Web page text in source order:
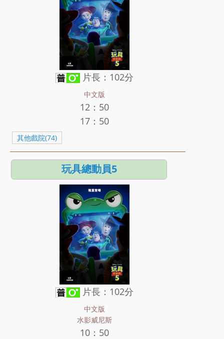
片長：102分
中文版
12：50
17：50
其他戲院(74)
玩具總動員5
片長：102分
中文版
水影威尼斯
10：50